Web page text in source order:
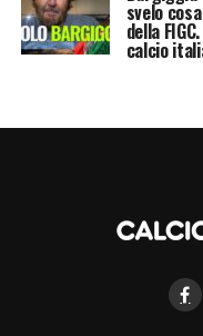
svelo
della
calcio